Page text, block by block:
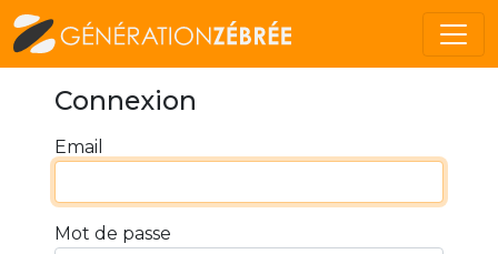
Connexion
Email
Mot de passe